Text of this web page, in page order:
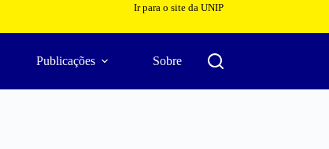
Ir para o site da UNIP
Publicações Sobre